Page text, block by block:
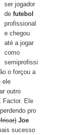
ser jogador
de futebol
profissional
e chegou
até a jogar
como
semiprofissi
o forçou a
ele
outro
Factor. Ele
pro
Joe
sucesso